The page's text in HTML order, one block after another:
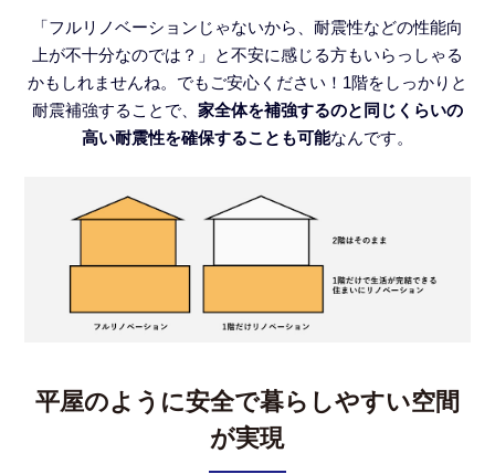
「フルリノベーションじゃないから、耐震性などの性能向
上が不十分なのでは？」と不安に感じる方もいらっしゃる
かもしれませんね。でもご安心ください！1階をしっかりと
耐震補強することで、 家全体を補強するのと同じくらいの
高い耐震性を確保することも可能なんです。
平屋のように安全で暮らしやすい空間
が実現